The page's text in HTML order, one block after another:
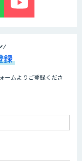
録
ームよりご登録くださ